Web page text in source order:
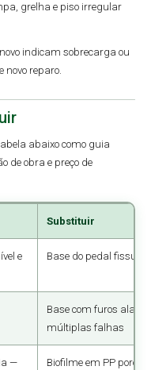
grelha e piso irregular
indicam sobrecarga ou
reparo.
abaixo como guia
de obra e preço de
Substituir
e
Base do pedal
Base com furos
múltiplas falhas
—
Biofilme em PP poroso